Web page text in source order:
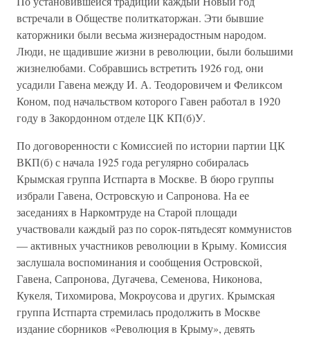
встречали в Обществе политкаторжан. Эти бывшие
каторжники были весьма жизнерадостным народом.
Люди, не щадившие жизни в революции, были большими
жизнелюбами. Собравшись встретить 1926 год, они
усадили Гавена между И. А. Теодоровичем и Феликсом
Коном, под начальством которого Гавен работал в 1920
году в Закордонном отделе ЦК КП(б)У.
По договоренности с Комиссией по истории партии ЦК
ВКП(б) с начала 1925 года регулярно собиралась
Крымская группа Истпарта в Москве. В бюро группы
избрали Гавена, Островскую и Сапронова. На ее
заседаниях в Наркомтруде на Старой площади
участвовали каждый раз по сорок-пятьдесят коммунистов
— активных участников революции в Крыму. Комиссия
заслушала воспоминания и сообщения Островской,
Гавена, Сапронова, Дугачева, Семенова, Никонова,
Кукеля, Тихомирова, Мокроусова и других. Крымская
группа Истпарта стремилась продолжить в Москве
издание сборников «Революция в Крыму», девять